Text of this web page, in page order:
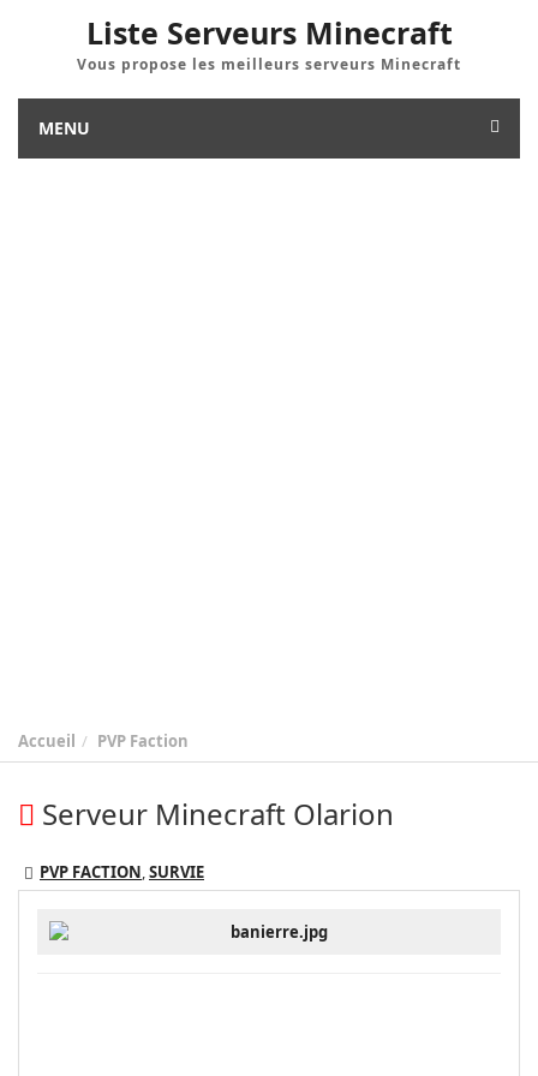
Liste Serveurs Minecraft
Vous propose les meilleurs serveurs Minecraft
MENU
Accueil PVP Faction
Serveur Minecraft Olarion
PVP FACTION,SURVIE